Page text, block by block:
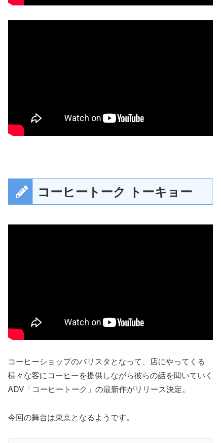
コーヒートーク トーキョー
コーヒーショップのバリスタとなって、店にやってくる
様々な客にコーヒーを提供しながら彼らの話を聞いていく
ADV「コーヒートーク」の最新作がリリース決定。
今回の舞台は東京となるようです。